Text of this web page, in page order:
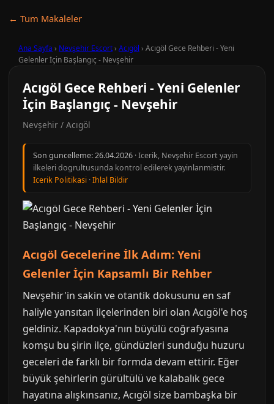
← Tum Makaleler
Ana Sayfa › Nevşehir Escort› Acıgöl › Acıgöl Gece Rehberi - Yeni
Gelenler İçin Başlangıç - Nevşehir
Acıgöl Gece Rehberi - Yeni Gelenler
İçin Başlangıç - Nevşehir
Nevşehir / Acıgöl
Son guncelleme:26.04.2026 · Icerik, Nevşehir Escort yayin
ilkeleri dogrultusunda kontrol edilerek yayinlanmistir.
Icerik Politikasi ·Ihlal Bildir
Acıgöl Gecelerine İlk Adım: Yeni
Gelenler İçin Kapsamlı Bir Rehber
Nevşehir'in sakin ve otantik dokusunu en saf
haliyle yansıtan ilçelerinden biri olan Acıgöl'e hoş
geldiniz. Kapadokya'nın büyülü coğrafyasına
komşu bu şirin ilçe, gündüzleri sunduğu huzuru
geceleri de farklı bir formda devam ettirir. Eğer
büyük şehirlerin gürültülü ve kalabalık gece
hayatına alışkınsanız, Acıgöl size bambaşka bir